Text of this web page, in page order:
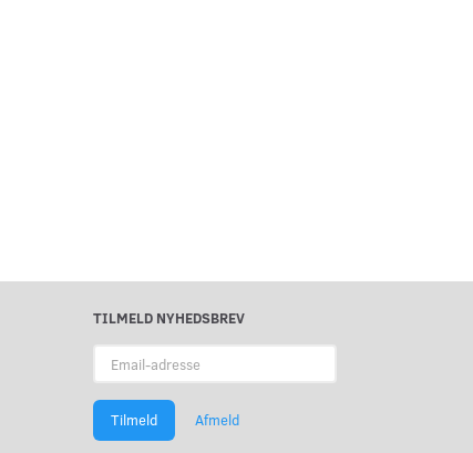
TILMELD NYHEDSBREV
adresse
Tilmeld Afmeld